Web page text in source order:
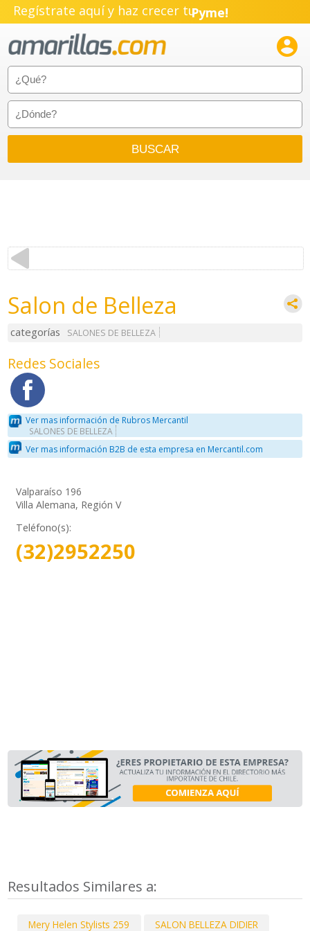
Regístrate aquí y haz crecer tuPyme!
Emprendimiento!

Salon de Belleza
categorías SALONES DE BELLEZA
Redes Sociales
Ver mas información de Rubros Mercantil
SALONES DE BELLEZA
Ver mas información B2B de esta empresa en Mercantil.com
Valparaíso 196
Villa Alemana, Región V
Teléfono(s):
(32)2952250
Resultados Similares a:
Mery Helen Stylists 259 SALON BELLEZA DIDIER